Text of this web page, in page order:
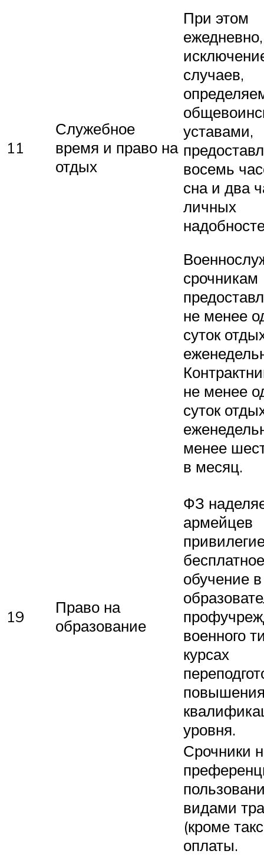
11
Служебное
время и право на
отдых
При этом
случаев,
уставами,
восемь
сна и два
личных
срочникам
не менее
суток
не менее
суток
менее
в месяц.
19
Право на
образование
ФЗ
армейцев
бесплатное
обучение в
военного
курсах
уровня.
Срочники
видами
(кроме
оплаты.